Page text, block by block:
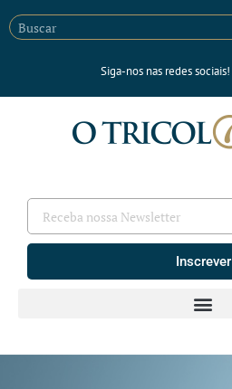
Siga-nos nas redes sociais!
Inscrever